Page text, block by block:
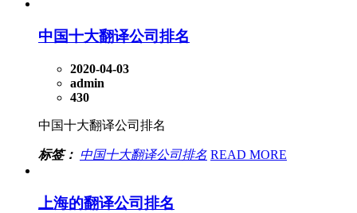
中国十大翻译公司排名
2020-04-03
admin
430
中国十大翻译公司排名
标签： 中国十大翻译公司排名 READ MORE
上海的翻译公司排名